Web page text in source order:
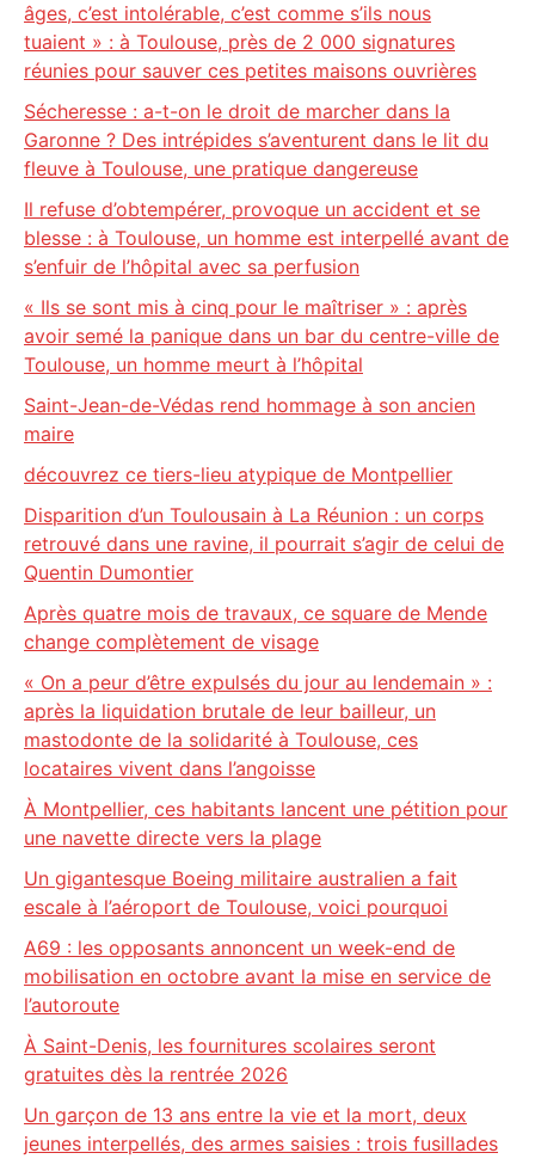
âges, c’est intolérable, c’est comme s’ils nous
tuaient » : à Toulouse, près de 2 000 signatures
réunies pour sauver ces petites maisons ouvrières
Sécheresse : a-t-on le droit de marcher dans la
Garonne ? Des intrépides s’aventurent dans le lit du
fleuve à Toulouse, une pratique dangereuse
Il refuse d’obtempérer, provoque un accident et se
blesse : à Toulouse, un homme est interpellé avant de
s’enfuir de l’hôpital avec sa perfusion
« Ils se sont mis à cinq pour le maîtriser » : après
avoir semé la panique dans un bar du centre-ville de
Toulouse, un homme meurt à l’hôpital
Saint-Jean-de-Védas rend hommage à son ancien
maire
découvrez ce tiers-lieu atypique de Montpellier
Disparition d’un Toulousain à La Réunion : un corps
retrouvé dans une ravine, il pourrait s’agir de celui de
Quentin Dumontier
Après quatre mois de travaux, ce square de Mende
change complètement de visage
« On a peur d’être expulsés du jour au lendemain » :
après la liquidation brutale de leur bailleur, un
mastodonte de la solidarité à Toulouse, ces
locataires vivent dans l’angoisse
À Montpellier, ces habitants lancent une pétition pour
une navette directe vers la plage
Un gigantesque Boeing militaire australien a fait
escale à l’aéroport de Toulouse, voici pourquoi
A69 : les opposants annoncent un week-end de
mobilisation en octobre avant la mise en service de
l’autoroute
À Saint-Denis, les fournitures scolaires seront
gratuites dès la rentrée 2026
Un garçon de 13 ans entre la vie et la mort, deux
jeunes interpellés, des armes saisies : trois fusillades